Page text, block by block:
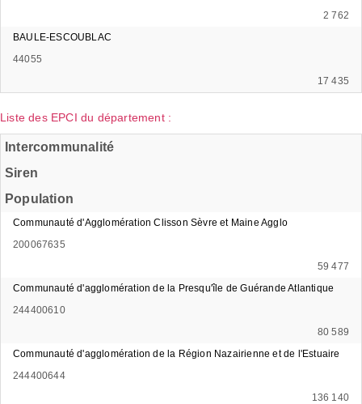
2 762
BAULE-ESCOUBLAC
44055
17 435
Liste des EPCI du département :
Intercommunalité
Siren
Population
Communauté d'Agglomération Clisson Sèvre et Maine Agglo
200067635
59 477
Communauté d'agglomération de la Presqu'île de Guérande Atlantique
244400610
80 589
Communauté d'agglomération de la Région Nazairienne et de l'Estuaire
244400644
136 140